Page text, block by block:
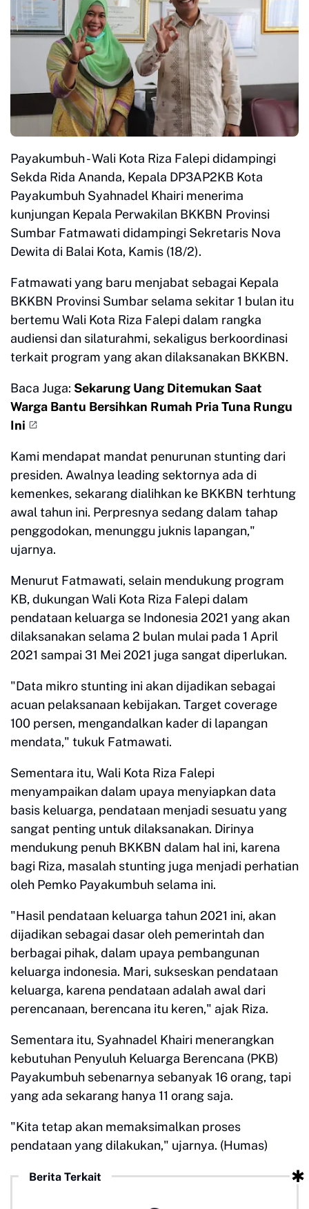
Payakumbuh - Wali Kota Riza Falepi didampingi
Sekda Rida Ananda, Kepala DP3AP2KB Kota
Payakumbuh Syahnadel Khairi menerima
kunjungan Kepala Perwakilan BKKBN Provinsi
Sumbar Fatmawati didampingi Sekretaris Nova
Dewita di Balai Kota, Kamis (18/2).
Fatmawati yang baru menjabat sebagai Kepala
BKKBN Provinsi Sumbar selama sekitar 1 bulan itu
bertemu Wali Kota Riza Falepi dalam rangka
audiensi dan silaturahmi, sekaligus berkoordinasi
terkait program yang akan dilaksanakan BKKBN.
Baca Juga: Sekarung Uang Ditemukan Saat
Warga Bantu Bersihkan Rumah Pria Tuna Rungu
Ini
Kami mendapat mandat penurunan stunting dari
presiden. Awalnya leading sektornya ada di
kemenkes, sekarang dialihkan ke BKKBN terhtung
awal tahun ini. Perpresnya sedang dalam tahap
penggodokan, menunggu juknis lapangan,"
ujarnya.
Menurut Fatmawati, selain mendukung program
KB, dukungan Wali Kota Riza Falepi dalam
pendataan keluarga se Indonesia 2021 yang akan
dilaksanakan selama 2 bulan mulai pada 1 April
2021 sampai 31 Mei 2021 juga sangat diperlukan.
"Data mikro stunting ini akan dijadikan sebagai
acuan pelaksanaan kebijakan. Target coverage
100 persen, mengandalkan kader di lapangan
mendata," tukuk Fatmawati.
Sementara itu, Wali Kota Riza Falepi
menyampaikan dalam upaya menyiapkan data
basis keluarga, pendataan menjadi sesuatu yang
sangat penting untuk dilaksanakan. Dirinya
mendukung penuh BKKBN dalam hal ini, karena
bagi Riza, masalah stunting juga menjadi perhatian
oleh Pemko Payakumbuh selama ini.
"Hasil pendataan keluarga tahun 2021 ini, akan
dijadikan sebagai dasar oleh pemerintah dan
berbagai pihak, dalam upaya pembangunan
keluarga indonesia. Mari, sukseskan pendataan
keluarga, karena pendataan adalah awal dari
perencanaan, berencana itu keren," ajak Riza.
Sementara itu, Syahnadel Khairi menerangkan
kebutuhan Penyuluh Keluarga Berencana (PKB)
Payakumbuh sebenarnya sebanyak 16 orang, tapi
yang ada sekarang hanya 11 orang saja.
"Kita tetap akan memaksimalkan proses
pendataan yang dilakukan," ujarnya. (Humas)
Berita Terkait